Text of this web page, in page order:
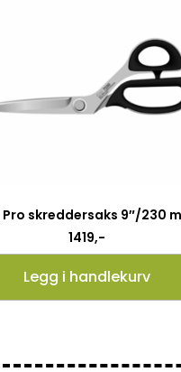
Pro skreddersaks 9″/230
1419,-
Legg i handlekurv